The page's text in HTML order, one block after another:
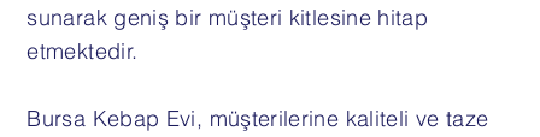
sunarak geniş bir müşteri kitlesine hitap
etmektedir.
Bursa Kebap Evi, müşterilerine kaliteli ve taze